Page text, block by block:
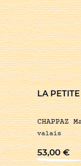
LA
CHAPPAZ
valais
53,00€